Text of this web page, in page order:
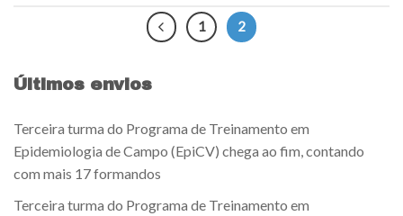
1 2
Últimos envios
Terceira turma do Programa de Treinamento em
Epidemiologia de Campo (EpiCV) chega ao fim, contando
com mais 17 formandos
Terceira turma do Programa de Treinamento em